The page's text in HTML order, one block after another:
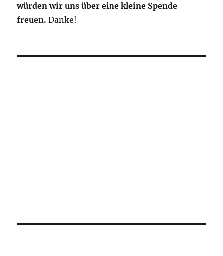
würden wir uns über eine kleine Spende
freuen. Danke!